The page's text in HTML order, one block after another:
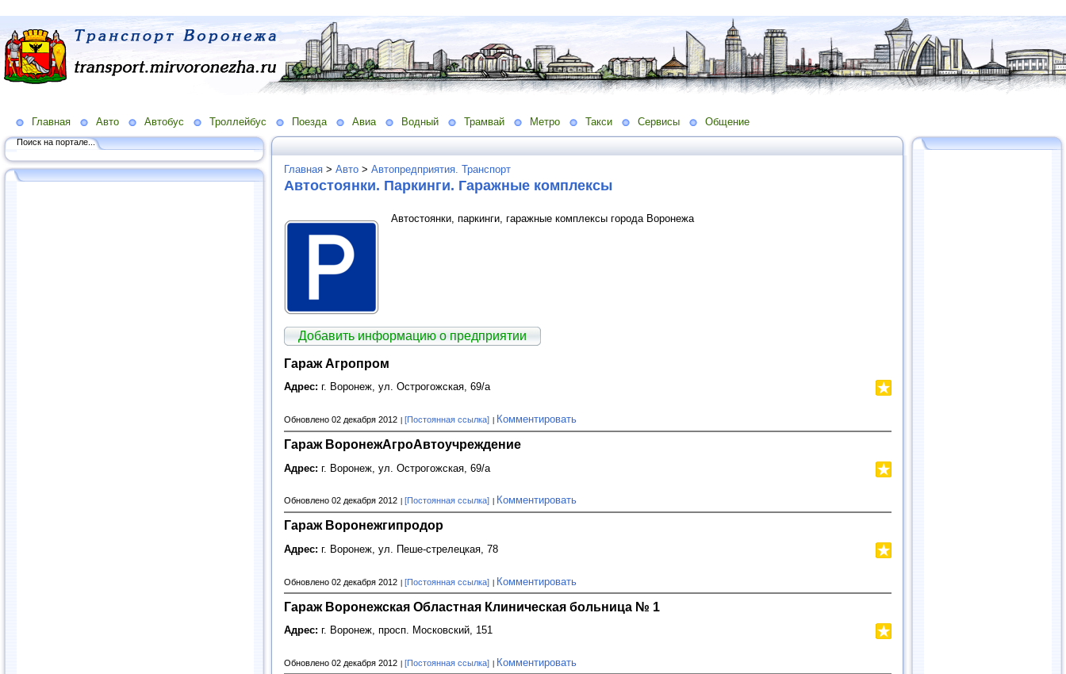
Главная Авто Автобус Троллейбус Поезда Авиа Водный Трамвай Метро Такси Сервисы Общение
Поиск на портале...
Главная > Авто > Автопредприятия. Транспорт
Автостоянки. Паркинги. Гаражные комплексы
Автостоянки, паркинги, гаражные комплексы города Воронежа
Добавить информацию о предприятии
Гараж Агропром
Адрес: г. Воронеж, ул. Острогожская, 69/а
Обновлено 02 декабря 2012 [Постоянная ссылка] Комментировать
Гараж ВоронежАгроАвтоучреждение
Адрес: г. Воронеж, ул. Острогожская, 69/а
Обновлено 02 декабря 2012 [Постоянная ссылка] Комментировать
Гараж Воронежгипродор
Адрес: г. Воронеж, ул. Пеше-стрелецкая, 78
Обновлено 02 декабря 2012 [Постоянная ссылка] Комментировать
Гараж Воронежская Областная Клиническая больница № 1
Адрес: г. Воронеж, просп. Московский, 151
Обновлено 02 декабря 2012 [Постоянная ссылка] Комментировать